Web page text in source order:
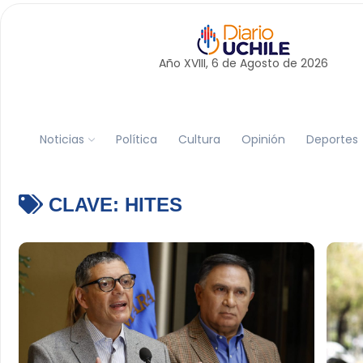
Año XVIII, 6 de Agosto de 2026
Noticias Política Cultura Opinión Deportes
CLAVE: HITES